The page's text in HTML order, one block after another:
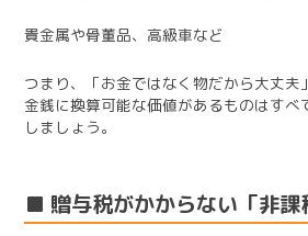
貴金属や骨董品、高級車など
つまり、「お金ではなく物だから大丈夫
金銭に換算可能な価値があるものはすべ
しましょう。
■ 贈与税がかからない「非課